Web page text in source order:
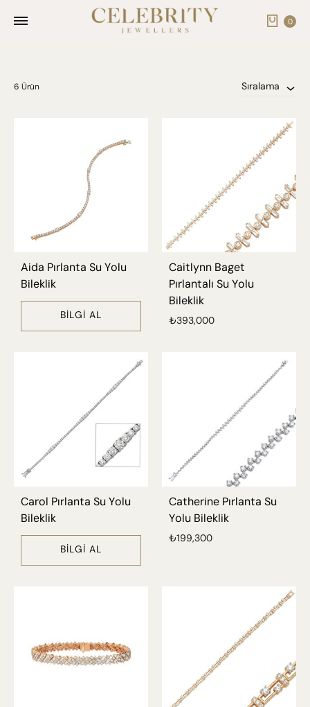
Cart
0
6 Ürün Sıralama
Aida Pırlanta Su Yolu
Bileklik
BILGI AL
Caitlynn Baget
Pırlantalı Su Yolu
Bileklik
₺393,000
Carol Pırlanta Su Yolu
Bileklik
BILGI AL
Catherine Pırlanta Su
Yolu Bileklik
₺199,300